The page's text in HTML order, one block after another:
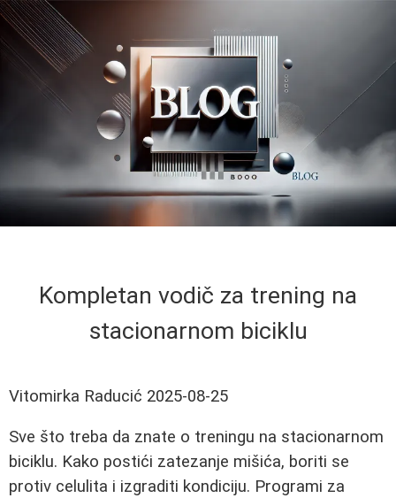
Kompletan vodič za trening na
stacionarnom biciklu
Vitomirka Raducić 2025-08-25
Sve što treba da znate o treningu na stacionarnom
biciklu. Kako postići zatezanje mišića, boriti se
protiv celulita i izgraditi kondiciju. Programi za